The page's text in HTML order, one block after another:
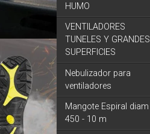
HUMO
VENTILADORES
TUNELES Y GRANDES
SUPERFICIES
Nebulizador para
ventiladores
Mangote Espiral diam
450 - 10 m